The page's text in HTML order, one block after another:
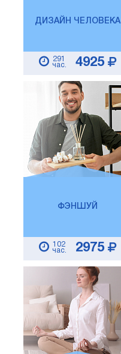
ДИЗАЙН ЧЕЛОВЕКА
291
час.
4925
ФЭНШУЙ
102
час.
2975